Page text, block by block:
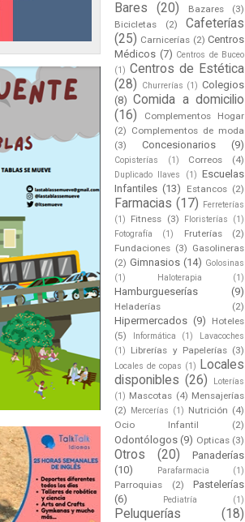
Bares (20) Bazares
(3)
Bicicletas
(2)
Cafeterías
(25) Carnicerías (2) Centros
Médicos (7) Centros de Buceo
(1) Centros de Estética
(28)
Churrerías (1) Colegios
(8) Comida a domicilio
(16)
Complementos Hogar
(2) Complementos de moda
(3)
Concesionarios (9)
Copisterías (1) Correos (4)
Duplicado llaves (1) Escuelas
Infantiles (13) Estancos (2)
Farmacias (17) Ferreterías
(1)
Fitness (3) Floristerías
(1)
Fotografía
(1) Fruterías
(2)
Fundaciones (3) Gasolineras
(2) Gimnasios (14) Golosinas
(1)
Haloterapia (1)
Hamburgueserías (9)
Heladerías (2)
Hipermercados (9)
Hoteles
(5)
Informática (1)
Lavacoches
(1)
Librerías y Papelerías (3)
Locales de copas (1)
Locales
disponibles (26)
Loterías
(1) Mascotas (4) Mensajerías
(2) Mercerías (1) Nutrición (4)
Ocio Infantil
(2)
Odontólogos (9) Opticas (3)
Otros (20)
Panaderías
(10)
Parafarmacia (1)
Parroquias (2)
Pastelerías
(6)
Pediatría (1)
Peluquerías (18)